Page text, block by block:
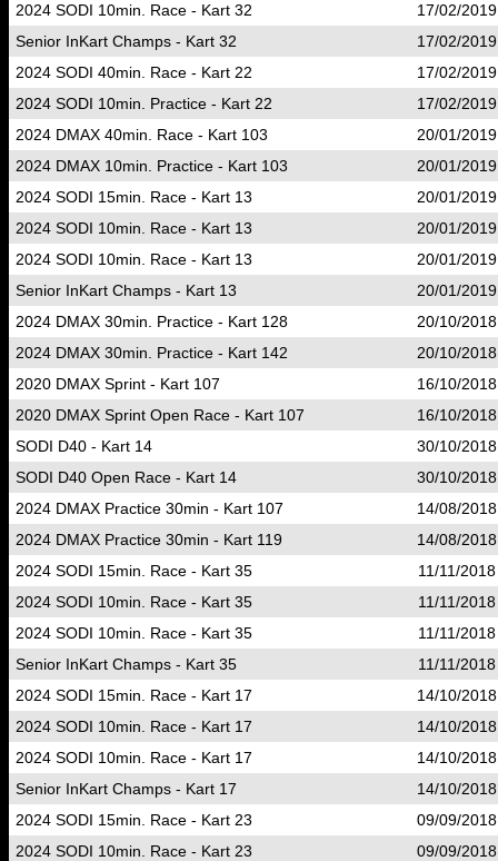
2024 SODI 10min. Race - Kart 32
17/02/
Senior InKart Champs - Kart 32
17/02/
2024 SODI 40min. Race - Kart 22
17/02/
2024 SODI 10min. Practice - Kart 22
17/02/
2024 DMAX 40min. Race - Kart 103
20/01/
2024 DMAX 10min. Practice - Kart 103
20/01/
2024 SODI 15min. Race - Kart 13
20/01/
2024 SODI 10min. Race - Kart 13
20/01/
2024 SODI 10min. Race - Kart 13
20/01/
Senior InKart Champs - Kart 13
20/01/
2024 DMAX 30min. Practice - Kart 128
20/10/
2024 DMAX 30min. Practice - Kart 142
20/10/
2020 DMAX Sprint - Kart 107
16/10/
2020 DMAX Sprint Open Race - Kart 107
16/10/
SODI D40 - Kart 14
30/10/
SODI D40 Open Race - Kart 14
30/10/
2024 DMAX Practice 30min - Kart 107
14/08/
2024 DMAX Practice 30min - Kart 119
14/08/
2024 SODI 15min. Race - Kart 35
11/11/
2024 SODI 10min. Race - Kart 35
11/11/
2024 SODI 10min. Race - Kart 35
11/11/
Senior InKart Champs - Kart 35
11/11/
2024 SODI 15min. Race - Kart 17
14/10/
2024 SODI 10min. Race - Kart 17
14/10/
2024 SODI 10min. Race - Kart 17
14/10/
Senior InKart Champs - Kart 17
14/10/
2024 SODI 15min. Race - Kart 23
09/09/
2024 SODI 10min. Race - Kart 23
09/09/